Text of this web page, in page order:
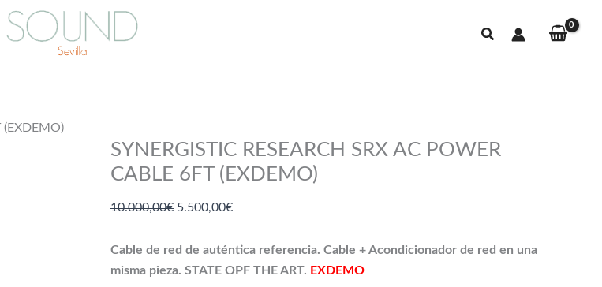
Buscar
(EXDEMO)
SYNERGISTIC RESEARCH SRX AC POWER
CABLE 6FT (EXDEMO)
10.000,00€ El
original
era:
5.500,00€El
actual
es:
Cable de red de auténtica referencia. Cable + Acondicionador de red en una
misma pieza. STATE OPF THE ART. EXDEMO